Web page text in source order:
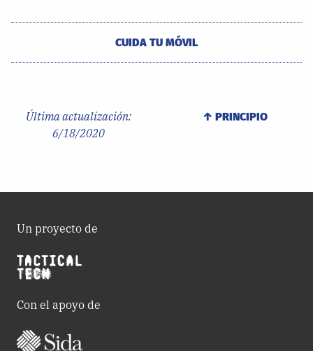
CUIDA TU MÓVIL
Última actualización:
6/18/2020
↑ PRINCIPIO
Un proyecto de
Con el apoyo de